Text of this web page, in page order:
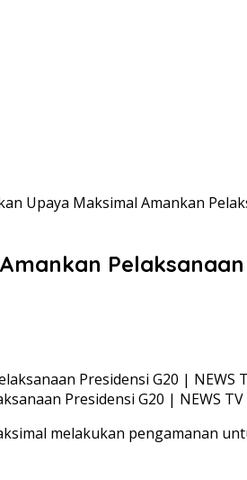
Upaya Maksimal Amankan
Pelaksanaan
Presidensi G20 | NEWS TV
melakukan pengamanan